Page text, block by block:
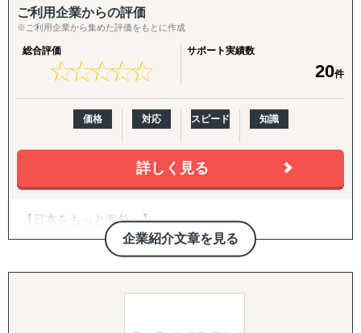
【海外進出パッケージ（ライト）】
海外展開の「最初の一歩」として、有望国選定・需要調
査・現地規制調査・初期戦略設計・初期営業仮説の整理ま
でを短期集中で実施。方向性を明確にし、次の意思決定に
つなげます。
【海外進出パッケージ（米国）】
準備・戦略フェーズ（事前整理/分析・FDA対応・B2B/EC
準備）から、実行・検証フェーズ（営業代行・パートナー
開拓、小売テスト販売、Amazon運用、販売データ分析、
ます。
【パッケージに追加・継続できる支援メニュー】
導入企業さまのニーズに応じ、以下のオプション・中長期
施策を柔軟に組み合わせてご提供します。
ビジネスチャンスが広がっています。
挑戦を迷っている方、まずはお気軽にご相談ください。
貴社の製品・サービスの強みを活かした、オーダーメイド
の海外展開戦略をご提案いたします。
ご利用企業からの評価
※ご利用企業から集めた評価をもとに作成
総合評価
★★★★★
★★★★★
サポート実績数
20件
価格 対応 スピード 知識
詳しく見る
企業紹介文章を見る
【日本をもっと海外へ】
弊社は2013年から12年間、最前線で海外販売を行ってきた
プロフェッショナルチームです。
toCとtoBのハイブリッドだからこそ見えるものがありま
す。自分たちが行った大量なトライ＆エラーで培った独自